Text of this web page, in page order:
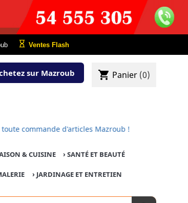
Ventes Flash
sur Mazroub shopping_cart Panier (0)
toute commande d'articles Mazroub !
& CUISINE › SANTÉ ET BEAUTÉ
› JARDINAGE ET ENTRETIEN